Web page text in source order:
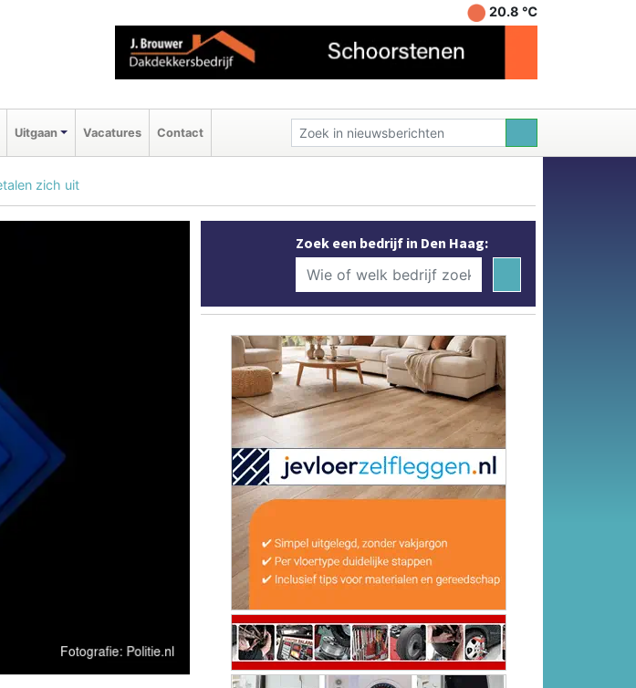
20.8 ℃
Uitgaan Vacatures Contact
zich uit
Zoek een bedrijf in Den Haag: